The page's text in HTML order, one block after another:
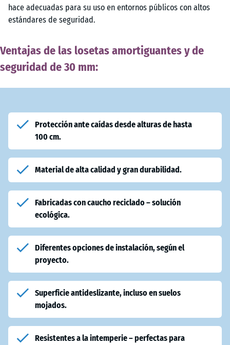
hace adecuadas para su uso en entornos públicos con altos
estándares de seguridad.
Ventajas de las losetas amortiguantes y de
seguridad de 30 mm:
Protección ante caídas desde alturas de hasta
100 cm.
Material de alta calidad y gran durabilidad.
Fabricadas con caucho reciclado – solución
ecológica.
Diferentes opciones de instalación, según el
proyecto.
Superficie antideslizante, incluso en suelos
mojados.
Resistentes a la intemperie – perfectas para